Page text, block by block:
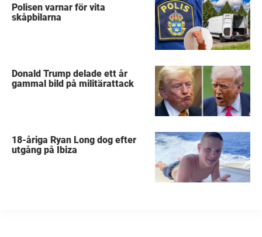
Polisen varnar för vita
skåpbilarna
Donald Trump delade ett år
gammal bild på militärattack
18-åriga Ryan Long dog efter
utgång på Ibiza